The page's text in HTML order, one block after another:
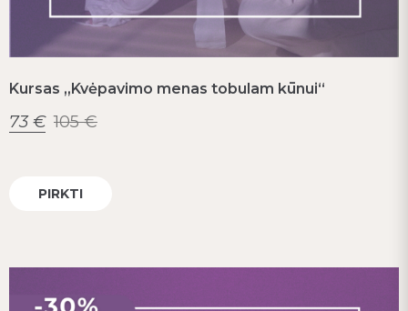
Kursas „Kvėpavimo menas tobulam kūnui“
73€ 105€
PIRKTI